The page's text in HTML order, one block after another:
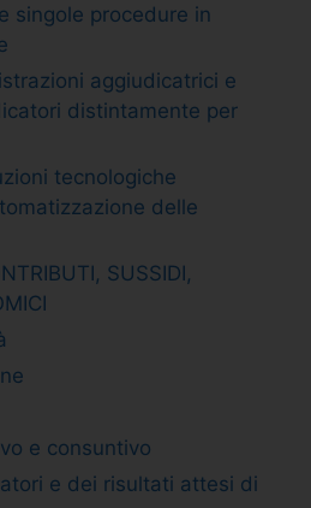
singole procedure in
aggiudicatrici e
distintamente per
tecnologiche
delle
SUSSIDI,
e consuntivo
e dei risultati attesi di